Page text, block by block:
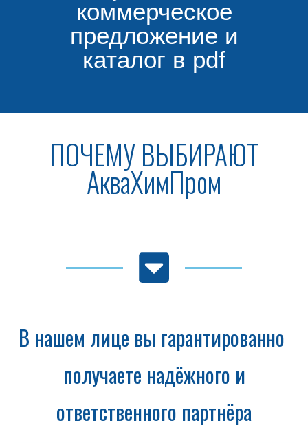
коммерческое
предложение и
каталог в pdf
ПОЧЕМУ ВЫБИРАЮТ
АкваХимПром
В нашем лице вы гарантированно
получаете надёжного и
ответственного партнёра